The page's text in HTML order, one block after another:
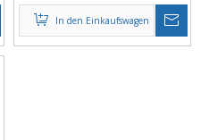
Outdoor-Vorbereitungsspüle
mit Geschirrgitter und
Abfluss
In den Einkaufswagen